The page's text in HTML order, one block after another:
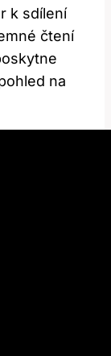
k sdílení
čtení
na